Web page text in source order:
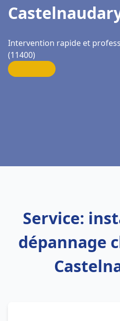
Intervention rapide et
(11400)
Service:
dépannage